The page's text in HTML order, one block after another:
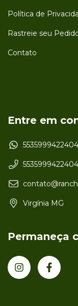
Política de
Rastreie seu
Contato
Entre em
5535999422404
5535999422404
Virgínia MG
Permaneça